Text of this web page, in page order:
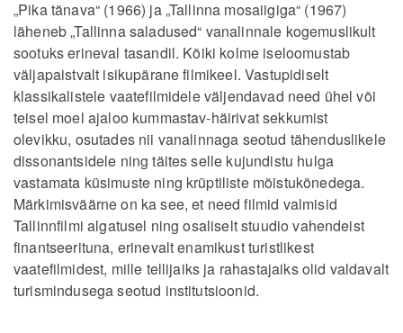
„Pika tänava“ (1966) ja „Tallinna mosaiigiga“ (1967)
läheneb „Tallinna saladused“ vanalinnale kogemuslikult
sootuks erineval tasandil. Kõiki kolme iseloomustab
väljapaistvalt isikupärane filmikeel. Vastupidiselt
klassikalistele vaatefilmidele väljendavad need ühel või
teisel moel ajaloo kummastav-häirivat sekkumist
olevikku, osutades nii vanalinnaga seotud tähenduslikele
dissonantsidele ning täites selle kujundistu hulga
vastamata küsimuste ning krüptiliste mõistukõnedega.
Märkimisväärne on ka see, et need filmid valmisid
Tallinnfilmi algatusel ning osaliselt stuudio vahendeist
finantseerituna, erinevalt enamikust turistlikest
vaatefilmidest, mille tellijaiks ja rahastajaiks olid valdavalt
turismindusega seotud institutsioonid.